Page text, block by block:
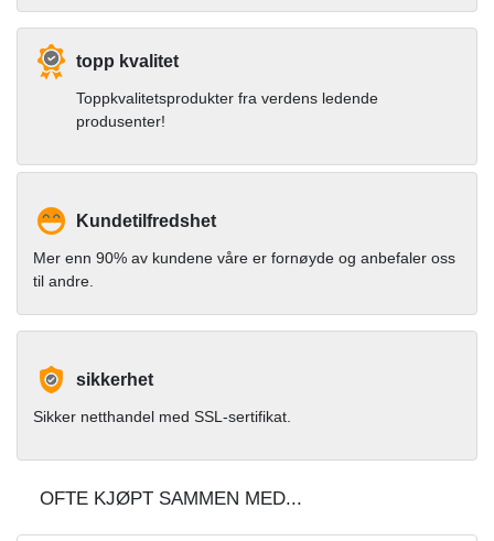
topp kvalitet
Toppkvalitetsprodukter fra verdens ledende
produsenter!
Kundetilfredshet
Mer enn 90% av kundene våre er fornøyde og anbefaler oss
til andre.
sikkerhet
Sikker netthandel med SSL-sertifikat.
OFTE KJØPT SAMMEN MED...